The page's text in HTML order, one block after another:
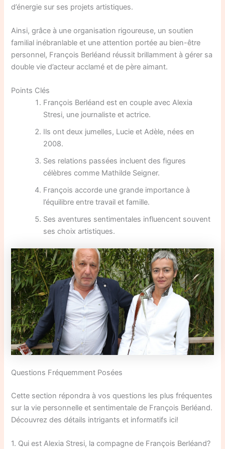
d’énergie sur ses projets artistiques.
Ainsi, grâce à une organisation rigoureuse, un soutien
familial inébranlable et une attention portée au bien-être
personnel, François Berléand réussit brillamment à gérer sa
double vie d’acteur acclamé et de père aimant.
Points Clés
François Berléand est en couple avec Alexia
Stresi, une journaliste et actrice.
Ils ont deux jumelles, Lucie et Adèle, nées en
2008.
Ses relations passées incluent des figures
célèbres comme Mathilde Seigner.
François accorde une grande importance à
l’équilibre entre travail et famille.
Ses aventures sentimentales influencent souvent
ses choix artistiques.
Questions Fréquemment Posées
Cette section répondra à vos questions les plus fréquentes
sur la vie personnelle et sentimentale de François Berléand.
Découvrez des détails intrigants et informatifs ici!
1. Qui est Alexia Stresi, la compagne de François Berléand?